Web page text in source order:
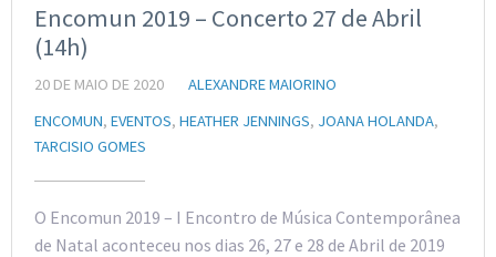
Encomun 2019 – Concerto 27 de Abril
(14h)
20 DE MAIO DE 2020
ALEXANDRE MAIORINO
ENCOMUN, EVENTOS, HEATHER JENNINGS, JOANA HOLANDA,
TARCISIO GOMES
O Encomun 2019 – I Encontro de Música Contemporânea
de Natal aconteceu nos dias 26, 27 e 28 de Abril de 2019